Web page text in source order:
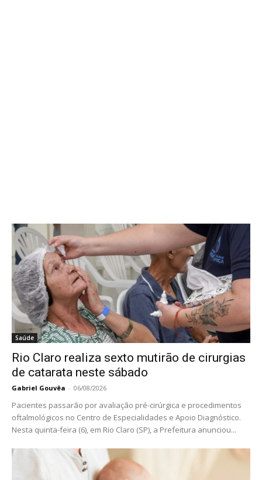
Saúde
Rio Claro realiza sexto mutirão de cirurgias
de catarata neste sábado
Gabriel Gouvêa - 06/08/2026
Pacientes passarão por avaliação pré-cirúrgica e procedimentos
oftalmológicos no Centro de Especialidades e Apoio Diagnóstico.
Nesta quinta-feira (6), em Rio Claro (SP), a Prefeitura anunciou...